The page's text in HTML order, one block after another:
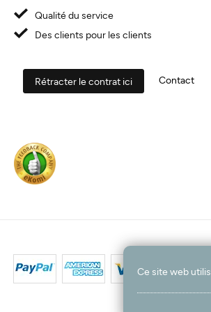
Qualité du service
Des clients pour les clients
Rétracter le contrat ici Contact
Ce site web